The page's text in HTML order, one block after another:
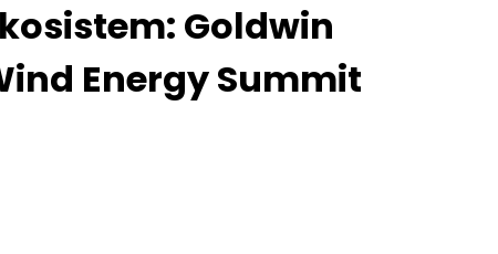
Goldwin
Energy Summit